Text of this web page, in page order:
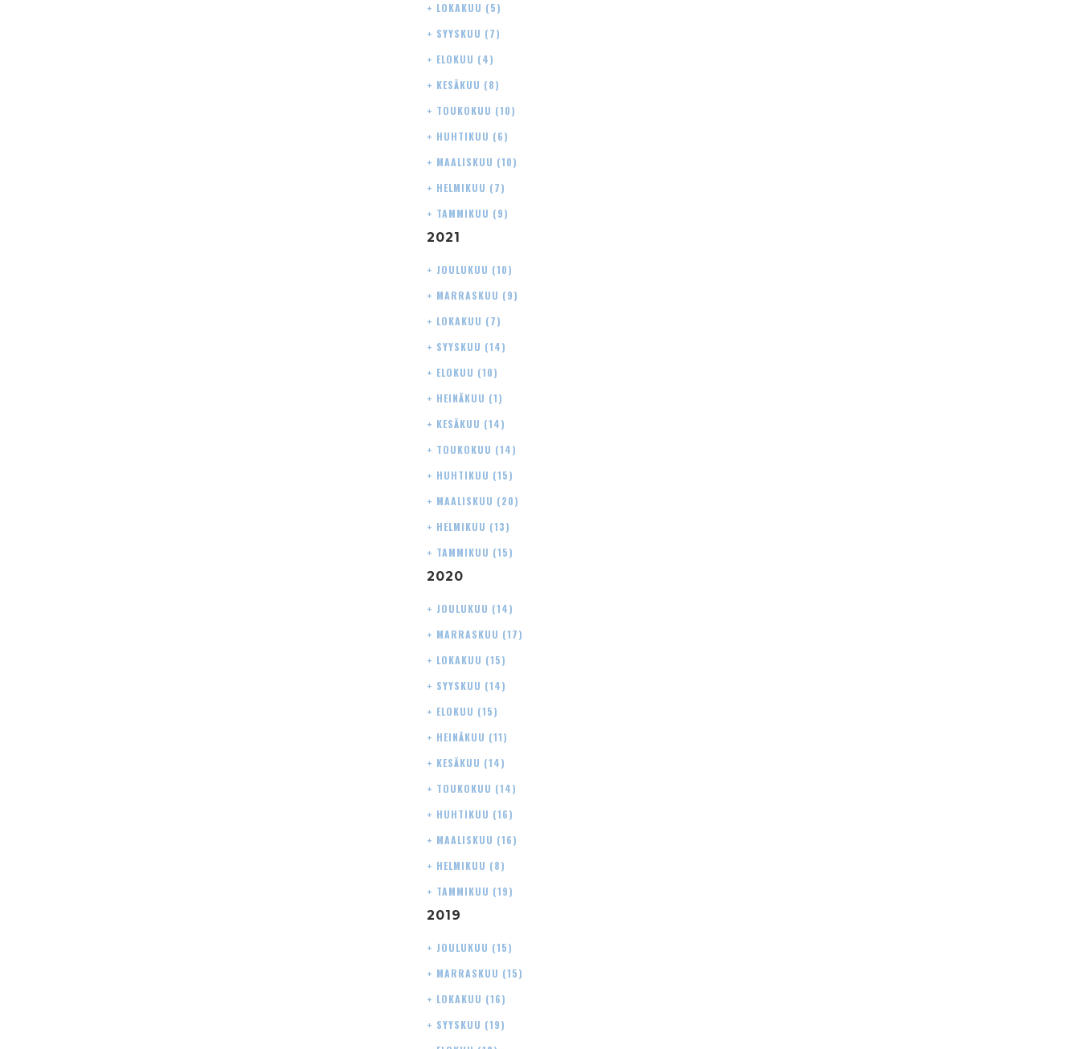
+ LOKAKUU (5)
+ SYYSKUU (7)
+ ELOKUU (4)
+ KESÄKUU (8)
+ TOUKOKUU (10)
+ HUHTIKUU (6)
+ MAALISKUU (10)
+ HELMIKUU (7)
+ TAMMIKUU (9)
2021
+ JOULUKUU (10)
+ MARRASKUU (9)
+ LOKAKUU (7)
+ SYYSKUU (14)
+ ELOKUU (10)
+ HEINÄKUU (1)
+ KESÄKUU (14)
+ TOUKOKUU (14)
+ HUHTIKUU (15)
+ MAALISKUU (20)
+ HELMIKUU (13)
+ TAMMIKUU (15)
2020
+ JOULUKUU (14)
+ MARRASKUU (17)
+ LOKAKUU (15)
+ SYYSKUU (14)
+ ELOKUU (15)
+ HEINÄKUU (11)
+ KESÄKUU (14)
+ TOUKOKUU (14)
+ HUHTIKUU (16)
+ MAALISKUU (16)
+ HELMIKUU (8)
+ TAMMIKUU (19)
2019
+ JOULUKUU (15)
+ MARRASKUU (15)
+ LOKAKUU (16)
+ SYYSKUU (19)